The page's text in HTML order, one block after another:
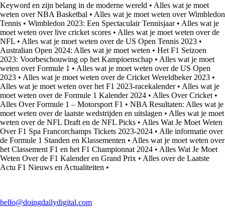
Keyword en zijn belang in de moderne wereld • Alles wat je moet
weten over NBA Basketbal • Alles wat je moet weten over Wimbledon
Tennis • Wimbledon 2023: Een Spectaculair Tennisjaar• Alles wat je
moet weten over live cricket scores • Alles wat je moet weten over de
NFL • Alles wat je moet weten over de US Open Tennis 2023 •
Australian Open 2024: Alles wat je moet weten • Het F1 Seizoen
2023: Voorbeschouwing op het Kampioenschap • Alles wat je moet
weten over Formule 1 • Alles wat je moet weten over de US Open
2023 • Alles wat je moet weten over de Cricket Wereldbeker 2023 •
Alles wat je moet weten over het F1 2023-racekalender• Alles wat je
moet weten over de Formule 1 Kalender 2024 • Alles Over Cricket •
Alles Over Formule 1 – Motorsport F1 • NBA Resultaten: Alles wat je
moet weten over de laatste wedstrijden en uitslagen • Alles wat je moet
weten over de NFL Draft en de NFL Picks • Alles Wat Je Moet Weten
Over F1 Spa Francorchamps Tickets 2023-2024 • Alle informatie over
de Formule 1 Standen en Klassementen • Alles wat je moet weten over
het Classement F1 en het F1 Championnat 2024 • Alles Wat Je Moet
Weten Over de F1 Kalender en Grand Prix • Alles over de Laatste
Actu F1 Nieuws en Actualiteiten •
hello@doingdailydigital.com